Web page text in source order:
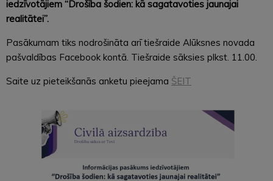
iedzīvotājiem “Drošība šodien: kā sagatavoties jaunajai
realitātei”.
Pasākumam tiks nodrošināta arī tiešraide Alūksnes novada
pašvaldības Facebook kontā. Tiešraide sāksies plkst. 11.00.
Saite uz pieteikšanās anketu pieejama ŠEIT